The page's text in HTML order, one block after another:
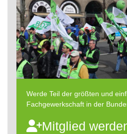
Werde Teil der größten und
Fachgewerkschaft in der
Mitglied